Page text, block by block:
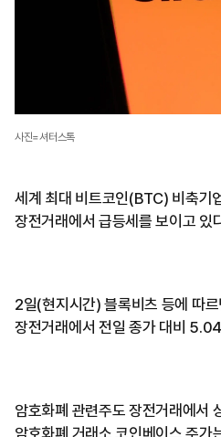
사진=셔터스톡
세계 최대 비트코인(BTC) 비축기
장전거래에서 급등세를 보이고 있
2일(현지시간) 블록비츠 등에 따
장전거래에서 전일 종가 대비
암호화폐 관련주도 장전거래에서